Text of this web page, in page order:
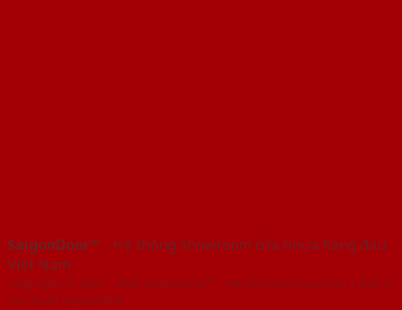
SaigonDoor™ - Hệ thống Showroom cửa nhựa hàng đầu
Việt Nam
Copyright ⓒ 2016 – 2026 SaigonDoor™ - www.bancuanhua.com | Đơn vị
chủ quản SaigonDoor